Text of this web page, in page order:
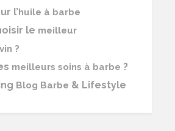
l’huile à barbe
le meilleur
?
meilleurs soins à barbe ?
Blog Barbe & Lifestyle